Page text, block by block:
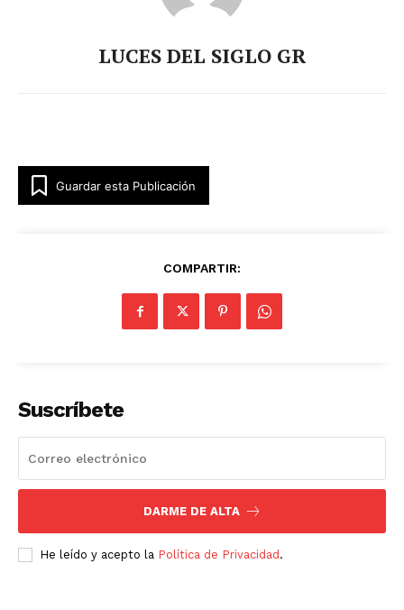
LUCES DEL SIGLO GR
Guardar esta Publicación
COMPARTIR:
Suscríbete
DARME DE ALTA
He leído y acepto la Política de Privacidad .